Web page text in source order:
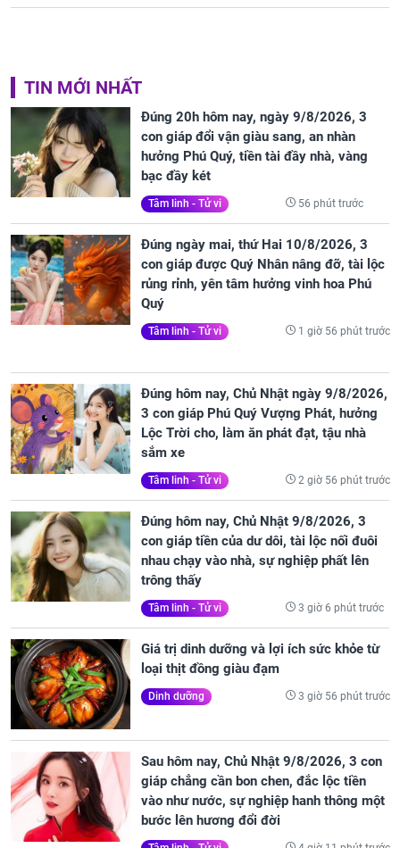
TIN MỚI NHẤT
Đúng 20h hôm nay, ngày 9/8/2026, 3
con giáp đổi vận giàu sang, an nhàn
hưởng Phú Quý, tiền tài đầy nhà, vàng
bạc đầy két
Tâm linh - Tử vi 56 phút trước
Đúng ngày mai, thứ Hai 10/8/2026, 3
con giáp được Quý Nhân nâng đỡ, tài lộc
rủng rỉnh, yên tâm hưởng vinh hoa Phú
Quý
Tâm linh - Tử vi 1 giờ 56 phút trước
Đúng hôm nay, Chủ Nhật ngày 9/8/2026,
3 con giáp Phú Quý Vượng Phát, hưởng
Lộc Trời cho, làm ăn phát đạt, tậu nhà
sắm xe
Tâm linh - Tử vi 2 giờ 56 phút trước
Đúng hôm nay, Chủ Nhật 9/8/2026, 3
con giáp tiền của dư dôi, tài lộc nối đuôi
nhau chạy vào nhà, sự nghiệp phất lên
trông thấy
Tâm linh - Tử vi 3 giờ 6 phút trước
Giá trị dinh dưỡng và lợi ích sức khỏe từ
loại thịt đồng giàu đạm
Dinh dưỡng 3 giờ 56 phút trước
Sau hôm nay, Chủ Nhật 9/8/2026, 3 con
giáp chẳng cần bon chen, đắc lộc tiền
vào như nước, sự nghiệp hanh thông một
bước lên hương đổi đời